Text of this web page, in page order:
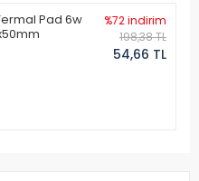
Pad 6w
%72 indirim
198,38 TL
54,66 TL